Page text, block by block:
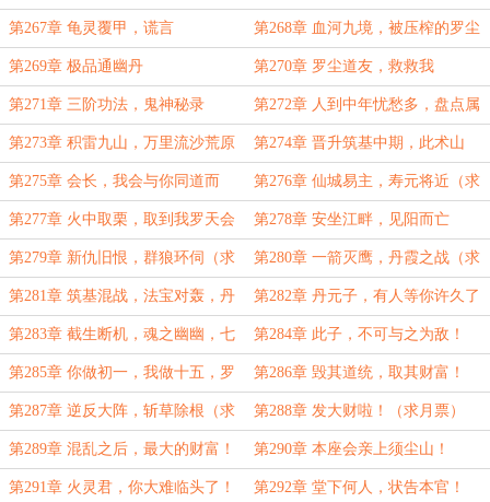
战
第267章 龟灵覆甲，谎言 第268章 血河九境，被压榨的罗尘
第269章 极品通幽丹 第270章 罗尘道友，救救我
第271章 三阶功法，鬼神秘录 第272章 人到中年忧愁多，盘点属
性
第273章 积雷九山，万里流沙荒原 第274章 晋升筑基中期，此术山
崩！
第275章 会长，我会与你同道而
行！
第276章 仙城易主，寿元将近（求
月票）
第277章 火中取栗，取到我罗天会
头上？
第278章 安坐江畔，见阳而亡
第279章 新仇旧恨，群狼环伺（求
月票）
第280章 一箭灭鹰，丹霞之战（求
月票）
第281章 筑基混战，法宝对轰，丹
霞阵起，七彩长枪
第282章 丹元子，有人等你许久了
第283章 截生断机，魂之幽幽，七
闰传薪，还阳十九
第284章 此子，不可与之为敌！
第285章 你做初一，我做十五，罗
天反攻，兵分三路！
第286章 毁其道统，取其财富！
（求月票）
第287章 逆反大阵，斩草除根（求
月票）
第288章 发大财啦！（求月票）
第289章 混乱之后，最大的财富！
（求月票）
第290章 本座会亲上须尘山！
第291章 火灵君，你大难临头了！ 第292章 堂下何人，状告本官！